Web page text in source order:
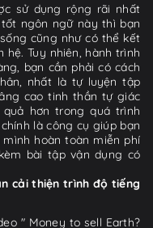
sử dụng rộng rãi nhất
ngôn ngữ này thì bạn
cũng như có thể kết
Tuy nhiên, hành trình
bạn cần phải có cách
nhất là tự luyện tập
cao tinh thần tự giác
hơn trong quá trình
là công cụ giúp bạn
hoàn toàn miễn phí
bài tập vận dụng có
cải thiện trình độ tiếng
" Money to sell Earth?